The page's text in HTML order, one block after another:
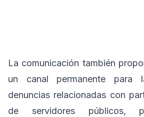
La comunicación también
un canal permanente para
denuncias relacionadas con
de servidores públicos,